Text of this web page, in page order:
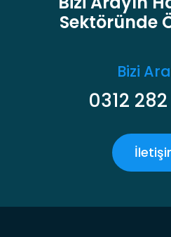
Sektöründe
Bizi
0312